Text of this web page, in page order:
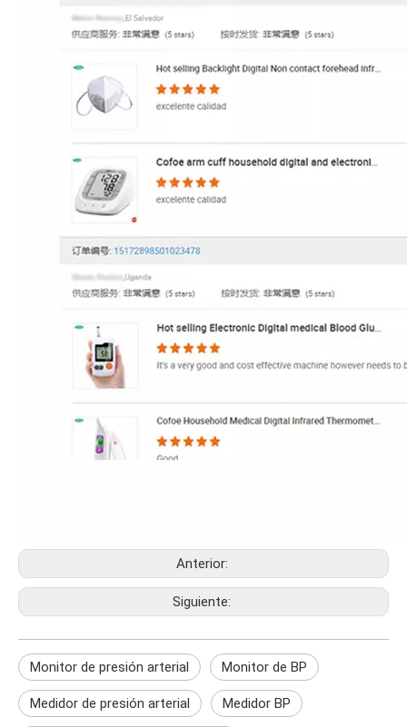
Anterior:
Siguiente:
Monitor de presión arterial Monitor de BP
Medidor de presión arterial Medidor BP